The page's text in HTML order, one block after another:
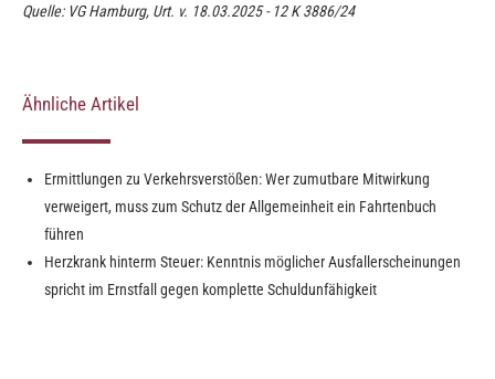
Quelle: VG Hamburg, Urt. v. 18.03.2025 - 12 K 3886/24
Ähnliche Artikel
Ermittlungen zu Verkehrsverstößen: Wer zumutbare Mitwirkung
verweigert, muss zum Schutz der Allgemeinheit ein Fahrtenbuch
führen
Herzkrank hinterm Steuer: Kenntnis möglicher Ausfallerscheinungen
spricht im Ernstfall gegen komplette Schuldunfähigkeit